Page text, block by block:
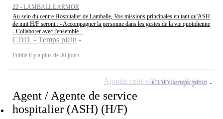
22 - LAMBALLE ARMOR
Au sein du centre Hospitalier de Lamballe, Vos missions principales en tant qu'ASH
de nuit H/F seront : - Accompagner la personne dans les gestes de la vie quotidienne
- Collaborer avec l'ensemble...
CDD - Temps plein
Publié il y a plus de 30 jours
Agent / Agente de service
hospitalier (ASH) (H/F)
CDDTemps plein
Ajouter cette offre à ma sélection